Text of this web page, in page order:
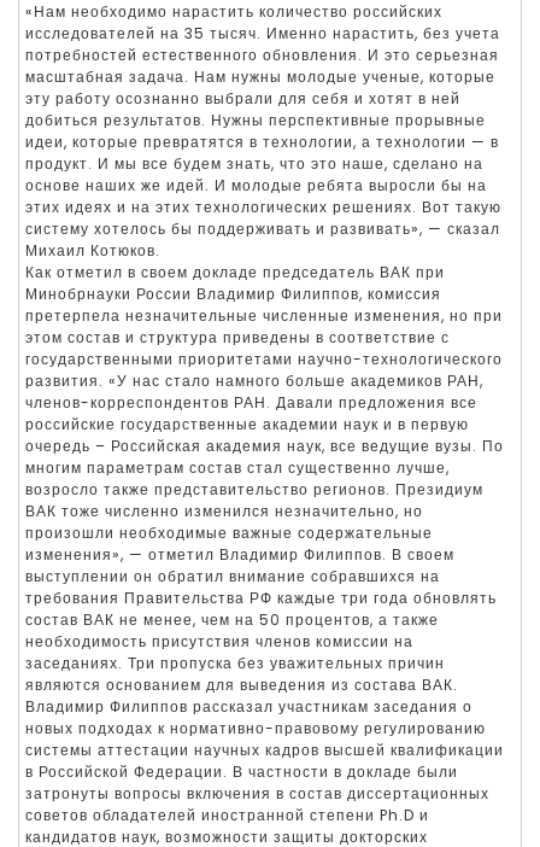
«Нам необходимо нарастить количество российских
исследователей на 35 тысяч. Именно нарастить, без учета
потребностей естественного обновления. И это серьезная
масштабная задача. Нам нужны молодые ученые, которые
эту работу осознанно выбрали для себя и хотят в ней
добиться результатов. Нужны перспективные прорывные
идеи, которые превратятся в технологии, а технологии — в
продукт. И мы все будем знать, что это наше, сделано на
основе наших же идей. И молодые ребята выросли бы на
этих идеях и на этих технологических решениях. Вот такую
систему хотелось бы поддерживать и развивать», — сказал
Михаил Котюков.
Как отметил в своем докладе председатель ВАК при
Минобрнауки России Владимир Филиппов, комиссия
претерпела незначительные численные изменения, но при
этом состав и структура приведены в соответствие с
государственными приоритетами научно-технологического
развития. «У нас стало намного больше академиков РАН,
членов-корреспондентов РАН. Давали предложения все
российские государственные академии наук и в первую
очередь – Российская академия наук, все ведущие вузы. По
многим параметрам состав стал существенно лучше,
возросло также представительство регионов. Президиум
ВАК тоже численно изменился незначительно, но
произошли необходимые важные содержательные
изменения», — отметил Владимир Филиппов. В своем
выступлении он обратил внимание собравшихся на
требования Правительства РФ каждые три года обновлять
состав ВАК не менее, чем на 50 процентов, а также
необходимость присутствия членов комиссии на
заседаниях. Три пропуска без уважительных причин
являются основанием для выведения из состава ВАК.
Владимир Филиппов рассказал участникам заседания о
новых подходах к нормативно-правовому регулированию
системы аттестации научных кадров высшей квалификации
в Российской Федерации. В частности в докладе были
затронуты вопросы включения в состав диссертационных
советов обладателей иностранной степени Ph.D и
кандидатов наук, возможности защиты докторских